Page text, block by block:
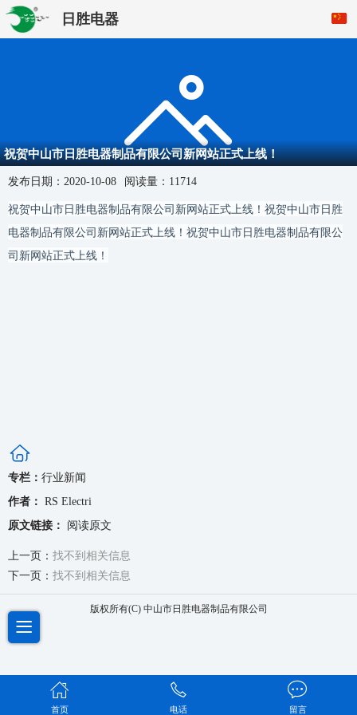
日胜电器
祝贺中山市日胜电器制品有限公司新网站正式上线！
发布日期： 2020-10-08 阅读量： 11714
祝贺中山市日胜电器制品有限公司新网站正式上线！ 祝贺中山市日胜
电器制品有限公司新网站正式上线！ 祝贺中山市日胜电器制品有限公
司新网站正式上线！
专栏： 行业新闻
作者： RS Electri
原文链接：
阅读原文
上一页： 找不到相关信息
下一页： 找不到相关信息
版权所有(C) 中山市日胜电器制品有限公司
首页 电话 留言